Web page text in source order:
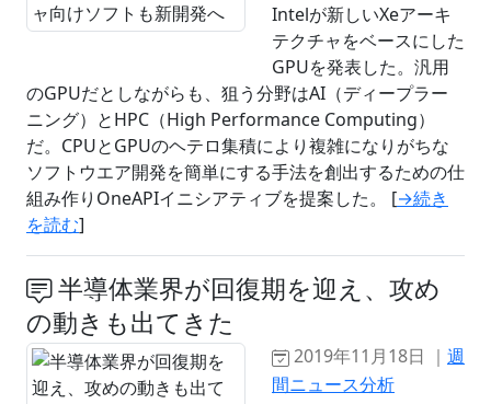
Intelが新しいXeアーキ
テクチャをベースにした
GPUを発表した。汎用
のGPUだとしながらも、狙う分野はAI（ディープラー
ニング）とHPC（High Performance Computing）
だ。CPUとGPUのヘテロ集積により複雑になりがちな
ソフトウエア開発を簡単にする手法を創出するための仕
組み作りOneAPIイニシアティブを提案した。 [→続き
を読む]
半導体業界が回復期を迎え、攻め
の動きも出てきた
2019年11月18日 ｜ 週
間ニュース分析